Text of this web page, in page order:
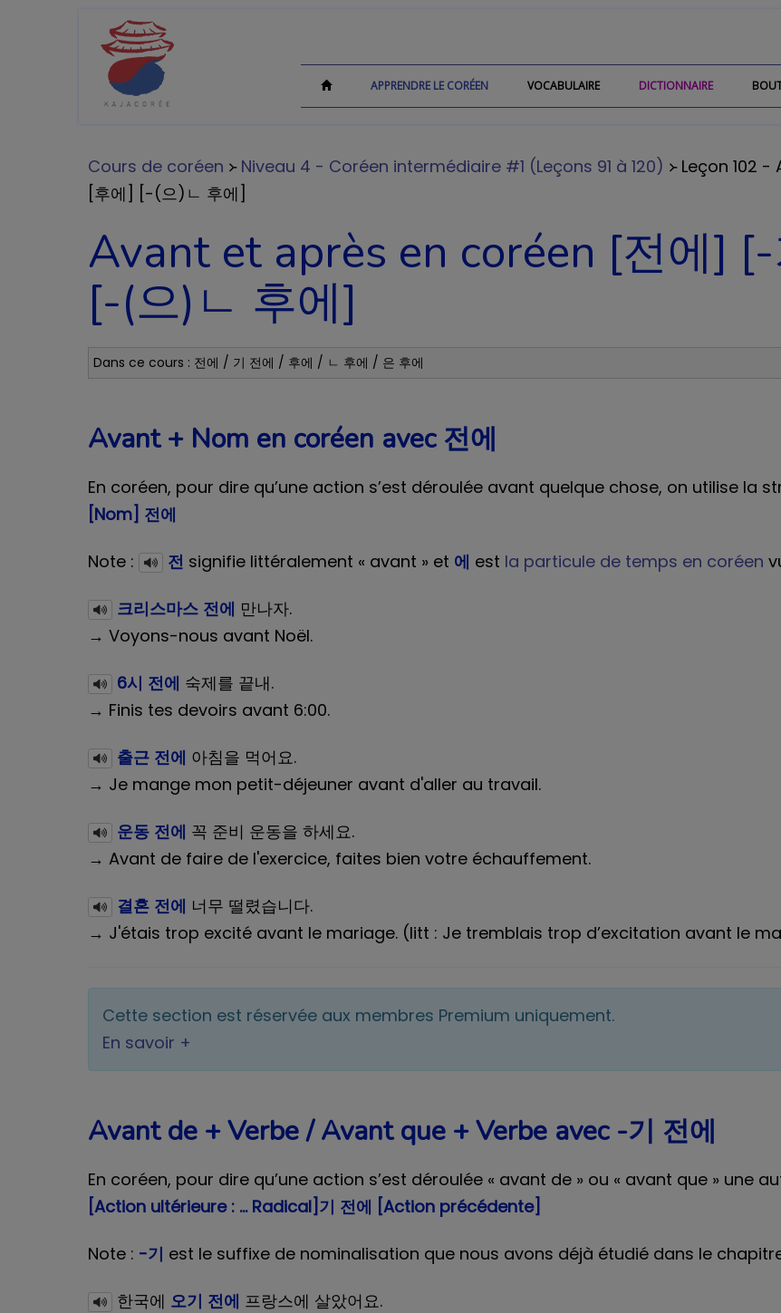
DICTIONNAIRE
VOCABULAIRE
APPRENDRE LE CORÉEN
Cours de coréen ᚛ Niveau 4 - Coréen intermédiaire #1 (Leçons 91 à 120) ᚛ Leçon 102
[후에] [-(으)ㄴ 후에]
Avant et après en coréen [전에]
[-(으)ㄴ 후에]
Dans ce cours : 전에 / 기 전에 / 후에 / ㄴ 후에 / 은 후에
Avant + Nom en coréen avec 전에
En coréen, pour dire qu’une action s’est déroulée avant quelque chose, on utilise la
[Nom] 전에
Note : 전 signifie littéralement « avant » et 에 est la particule de temps en coréen
크리스마스 전에 만나자.
→ Voyons-nous avant Noël.
6시 전에 숙제를 끝내.
→ Finis tes devoirs avant 6:00.
출근 전에 아침을 먹어요.
→ Je mange mon petit-déjeuner avant d'aller au travail.
운동 전에 꼭 준비 운동을 하세요.
→ Avant de faire de l'exercice, faites bien votre échauffement.
결혼 전에 너무 떨렸습니다.
→ J'étais trop excité avant le mariage. (litt : Je tremblais trop d’excitation avant le
Cette section est réservée aux membres Premium uniquement.
En savoir +
Avant de + Verbe / Avant que + Verbe avec -기 전에
En coréen, pour dire qu’une action s’est déroulée « avant de » ou « avant que » une
[Action ultérieure : … Radical]기 전에 [Action précédente]
Note : -기 est le suffixe de nominalisation que nous avons déjà étudié dans le
한국에 오기 전에 프랑스에 살았어요.